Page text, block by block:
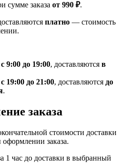
сумме заказа от 990 ₽.
платно — стоимость
с 9:00 до 19:00, доставляются в
с 19:00 до 21:00, доставляются до
.
заказа
стоимости доставки
заказа.
1 час до доставки в выбранный